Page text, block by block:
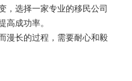
，选择一家专业的移民公司
高成功率。
漫长的过程，需要耐心和毅